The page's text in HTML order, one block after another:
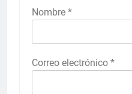
Nombre *
Correo electrónico *